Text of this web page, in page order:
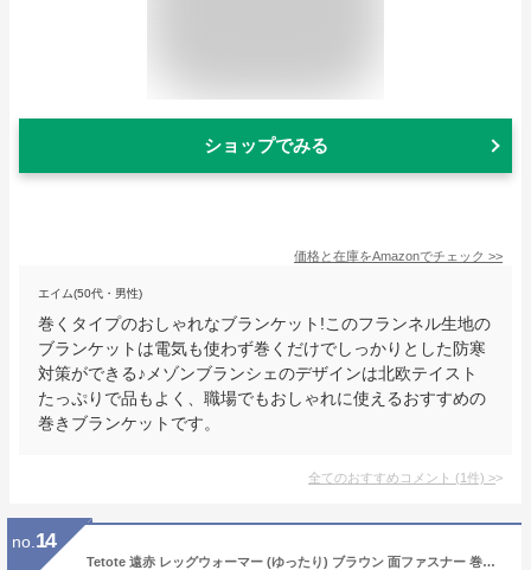
ショップでみる
価格と在庫をAmazonでチェック >>
エイム(50代・男性)
巻くタイプのおしゃれなブランケット!このフランネル生地の
ブランケットは電気も使わず巻くだけでしっかりとした防寒
対策ができる♪メゾンブランシェのデザインは北欧テイスト
たっぷりで品もよく、職場でもおしゃれに使えるおすすめの
巻きブランケットです。
全てのおすすめコメント (1件) >
no. 14
Tetote 遠赤 レッグウォーマー (ゆったり) ブラウン 面ファスナー 巻付け サイズ調整 簡単 レディース メンズ 左右セット ふくらはぎ 冷え対策 介護